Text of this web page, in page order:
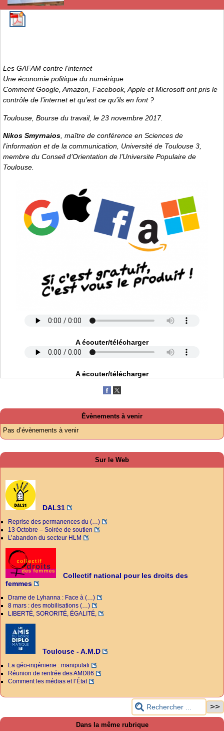
Les GAFAM contre l’internet
Une économie politique du numérique
Comment Google, Amazon, Facebook, Apple et Microsoft ont pris le
contrôle de l’internet et qu’est ce qu’ils en font ?
Toulouse, Bourse du travail, le 23 novembre 2017.
Nikos Smyrnaios, maître de conférence en Sciences de
l’information et de la communication, Université de Toulouse 3,
membre du Conseil d’Orientation de l’Universite Populaire de
Toulouse.
A écouter/télécharger
A écouter/télécharger
Évènements à venir
Pas d’évènements à venir
Sur le Web
DAL31
Reprise des permanences du (…)
13 Octobre – Soirée de soutien
L’abandon du secteur HLM
Collectif national pour les droits des
femmes
Drame de Lyhanna : Face à (…)
8 mars : des mobilisations (…)
LIBERTÉ, SORORITÉ, ÉGALITÉ,
Toulouse - A.M.D
La géo-ingénierie : manipulati
Réunion de rentrée des AMD86
Comment les médias et l’État
Dans la même rubrique